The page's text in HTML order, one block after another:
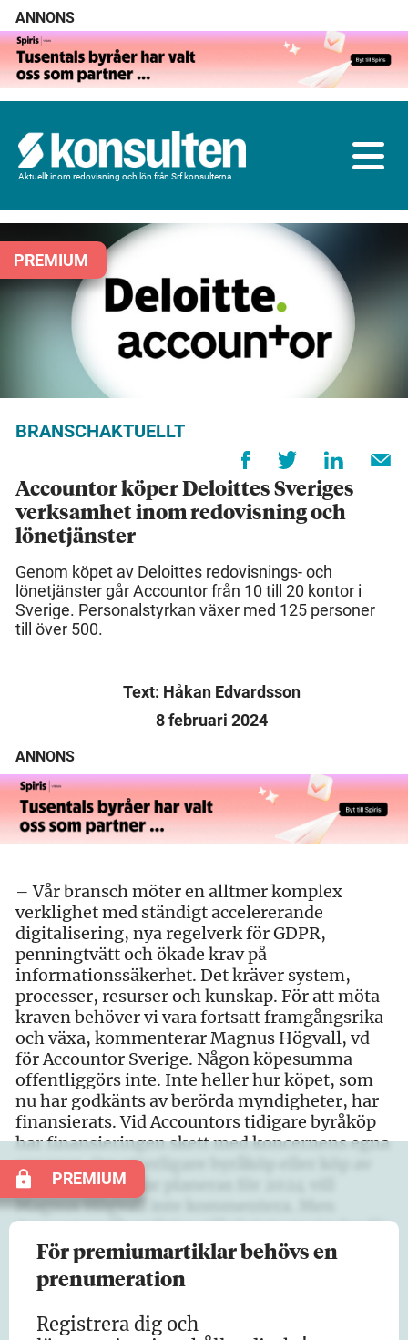
ANNONS
Aktuellt inom redovisning och lön från Srf konsulterna
PREMIUM
BRANSCHAKTUELLT
Accountor köper Deloittes Sveriges
verksamhet inom redovisning och
lönetjänster
Genom köpet av Deloittes redovisnings- och
lönetjänster går Accountor från 10 till 20 kontor i
Sverige. Personalstyrkan växer med 125 personer
till över 500.
Text: Håkan Edvardsson
8 februari 2024
ANNONS
– Vår bransch möter en alltmer komplex
verklighet med ständigt accelererande
digitalisering, nya regelverk för GDPR,
penningtvätt och ökade krav på
informationssäkerhet. Det kräver system,
processer, resurser och kunskap. För att möta
kraven behöver vi vara fortsatt framgångsrika
och växa, kommenterar Magnus Högvall, vd
för Accountor Sverige. Någon köpesumma
offentliggörs inte. Inte heller hur köpet, som
nu har godkänts av berörda myndigheter, har
finansierats. Vid Accountors tidigare byråköp
har finansieringen skett med koncernens egna
resurser. Om ytterligare byråköp eller köp av
verksamhetsdelar planeras för 2024 vill
Magnus Högvall inte kommentera. Men
Accountors långsiktiga tillväxtstrategi talar för
det. – Det senaste förvärvet…
PREMIUM
För premiumartiklar behövs en
prenumeration
Registrera dig och